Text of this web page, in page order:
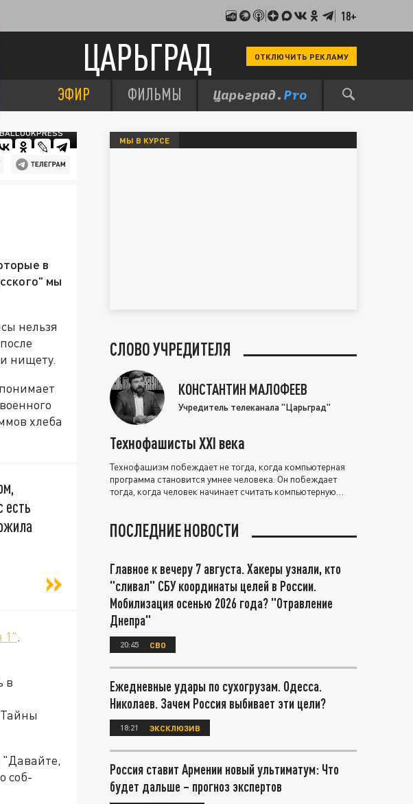
18+
ЦАРЬГРАД ОТКЛЮЧИТЬ РЕКЛАМУ
ЭФИР ФИЛЬМЫ
в
мы
нельзя
нищету.
хлеба
есть
1".
в
"Давайте,
соб­
МЫ В КУРСЕ
СЛОВО УЧРЕДИТЕЛЯ
КОНСТАНТИН МАЛОФЕЕВ
Учредитель телеканала "Царьград"
Технофашисты XXI века
Технофашизм побеждает не тогда, когда компьютерная
программа становится умнее человека. Он побеждает
тогда, когда человек начинает считать компьютерную
ПОСЛЕДНИЕ НОВОСТИ
Главное к вечеру 7 августа. Хакеры узнали, кто
"сливал" СБУ координаты целей в России.
Мобилизация осенью 2026 года? "Отравление
Днепра"
20:45 СВО
Ежедневные удары по сухогрузам. Одесса.
Николаев. Зачем Россия выбивает эти цели?
18:21 ЭКСКЛЮЗИВ
Россия ставит Армении новый ультиматум: Что
будет дальше – прогноз экспертов